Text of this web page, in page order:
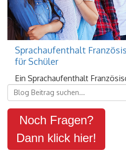
Sprachaufenthalt
für Schüler
Ein Sprachaufenthalt
Dies ist ein Suchfeld mit
Es gibt keine Vorschläge, da
Noch Fragen?
Dann klick hier!